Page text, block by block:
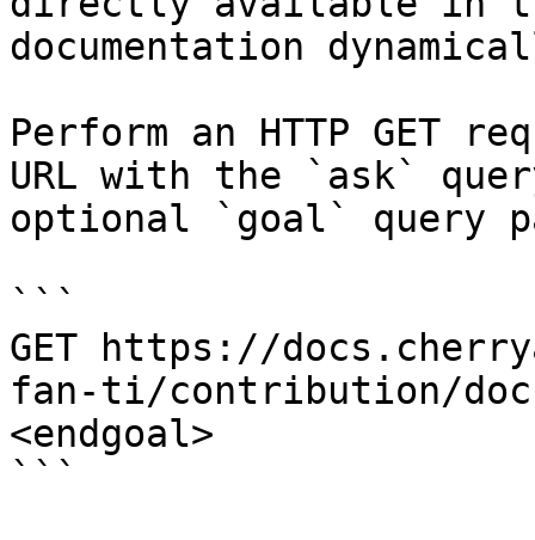
documentation
Perform an HTTP GET
URL with the `ask`
optional `goal` query
```
GET https://
fan-ti/contribution/
<endgoal>
```